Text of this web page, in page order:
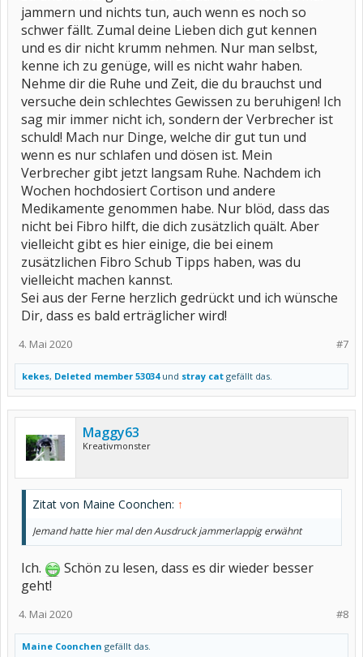
jammern und nichts tun, auch wenn es noch so
schwer fällt. Zumal deine Lieben dich gut kennen
und es dir nicht krumm nehmen. Nur man selbst,
kenne ich zu genüge, will es nicht wahr haben.
Nehme dir die Ruhe und Zeit, die du brauchst und
versuche dein schlechtes Gewissen zu beruhigen! Ich
sag mir immer nicht ich, sondern der Verbrecher ist
schuld! Mach nur Dinge, welche dir gut tun und
wenn es nur schlafen und dösen ist. Mein
Verbrecher gibt jetzt langsam Ruhe. Nachdem ich
Wochen hochdosiert Cortison und andere
Medikamente genommen habe. Nur blöd, dass das
nicht bei Fibro hilft, die dich zusätzlich quält. Aber
vielleicht gibt es hier einige, die bei einem
zusätzlichen Fibro Schub Tipps haben, was du
vielleicht machen kannst.
Sei aus der Ferne herzlich gedrückt und ich wünsche
Dir, dass es bald erträglicher wird!
#7
4. Mai 2020
kekes, Deleted member 53034und stray cat gefällt das.
Maggy63
Kreativmonster
Zitat von Maine Coonchen: ↑
Jemand hatte hier mal den Ausdruck jammerlappig erwähnt
Ich.
Schön zu lesen, dass es dir wieder besser
geht!
#8
4. Mai 2020
Maine Coonchen gefällt das.